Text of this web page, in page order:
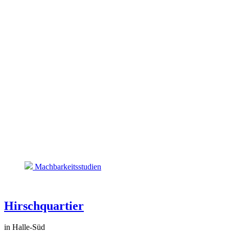
Machbarkeitsstudien
Hirschquartier
in Halle-Süd